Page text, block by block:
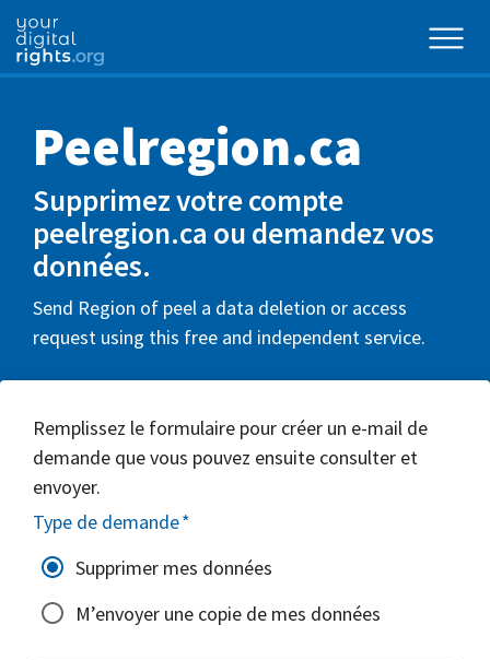
Peelregion.ca
Supprimez votre compte
peelregion.ca ou demandez vos
données.
Send Region of peel a data deletion or access
request using this free and independent service.
Remplissez le formulaire pour créer un e-mail de
demande que vous pouvez ensuite consulter et
envoyer.
Type de demande*
Supprimer mes données
M’envoyer une copie de mes données